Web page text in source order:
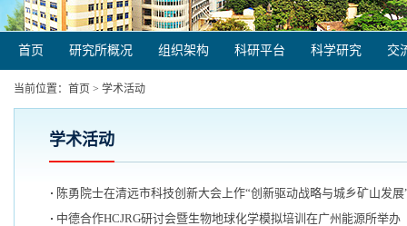
首页 研究所概况 组织架构 科研平台 科学研究 交
当前位置： 首页 > 学术活动
学术活动
陈勇院士在清远市科技创新大会上作“创新驱动战略与城乡矿山发展
中德合作HCJRG研讨会暨生物地球化学模拟培训在广州能源所举办